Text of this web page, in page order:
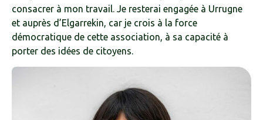
consacrer à mon travail. Je resterai engagée à Urrugne
et auprès d’Elgarrekin, car je crois à la force
démocratique de cette association, à sa capacité à
porter des idées de citoyens.